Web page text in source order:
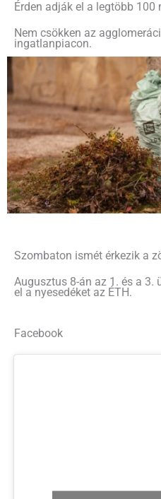
Érden adják el a legtöbb
Nem csökken az
ingatlanpiacon.
Szombaton ismét érkezik a
Augusztus 8-án az 1. és a
el a nyesedéket az ÉTH.
Facebook